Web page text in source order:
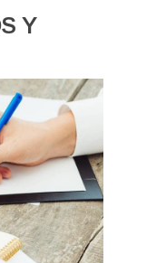
Y